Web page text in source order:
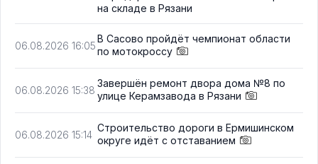
на складе в Рязани
06.08.2026 16:05
В Сасово пройдёт чемпионат области
по мотокроссу
06.08.2026 15:38
Завершён ремонт двора дома №8 по
улице Керамзавода в Рязани
06.08.2026 15:14
Строительство дороги в Ермишинском
округе идёт с отставанием